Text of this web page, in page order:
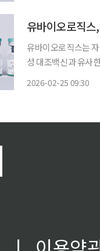
유바이오로직스
유바이오로직스는
성 대조백신과 유사한 안
2026-02-25 09:30